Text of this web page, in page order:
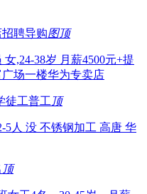
聘导购图顶
,24-38岁 月薪4500元+提
场一楼华为专卖店
徒工普工 顶
人 没 不锈钢加工 高唐 华
顶